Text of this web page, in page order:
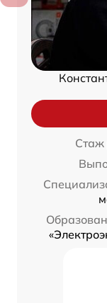
Стаж